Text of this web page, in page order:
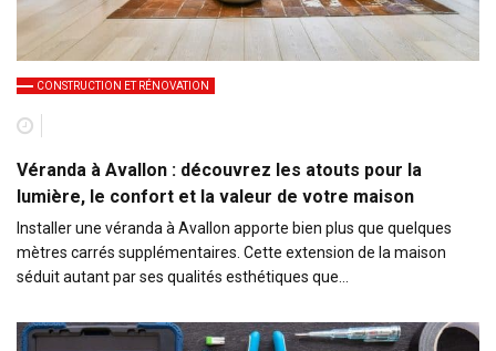
CONSTRUCTION ET RÉNOVATION
Véranda à Avallon : découvrez les atouts pour la
lumière, le confort et la valeur de votre maison
Installer une véranda à Avallon apporte bien plus que quelques
mètres carrés supplémentaires. Cette extension de la maison
séduit autant par ses qualités esthétiques que…